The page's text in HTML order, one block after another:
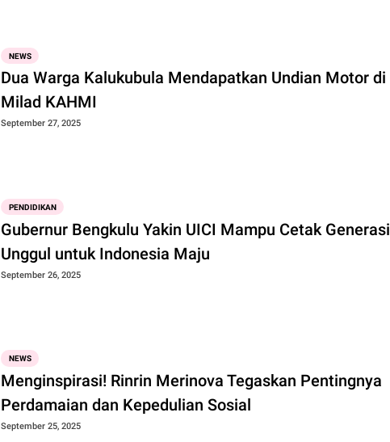
NEWS
Dua Warga Kalukubula Mendapatkan Undian Motor di
Milad KAHMI
September 27, 2025
PENDIDIKAN
Gubernur Bengkulu Yakin UICI Mampu Cetak Generasi
Unggul untuk Indonesia Maju
September 26, 2025
NEWS
Menginspirasi! Rinrin Merinova Tegaskan Pentingnya
Perdamaian dan Kepedulian Sosial
September 25, 2025